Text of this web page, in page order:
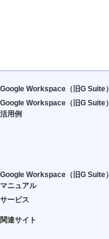
Google Workspace（旧G Suite）
Google Workspace（旧G Suite）
活用例
Google Workspace（旧G Suite）
マニュアル
サービス
関連サイト